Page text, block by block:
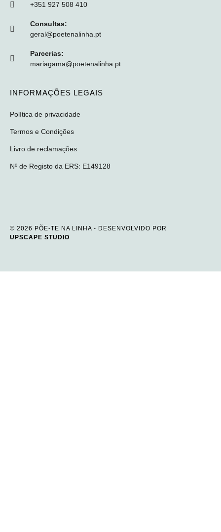
+351 927 508 410
Consultas:
geral@poetenalinha.pt
Parcerias:
mariagama@poetenalinha.pt
INFORMAÇÕES LEGAIS
Política de privacidade
Termos e Condições
Livro de reclamações
Nº de Registo da ERS: E149128
© 2026 PÕE-TE NA LINHA - DESENVOLVIDO POR
UPSCAPE STUDIO